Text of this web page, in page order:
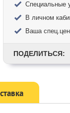
Специальные
В личном
Ваша
ПОДЕЛИТЬСЯ: